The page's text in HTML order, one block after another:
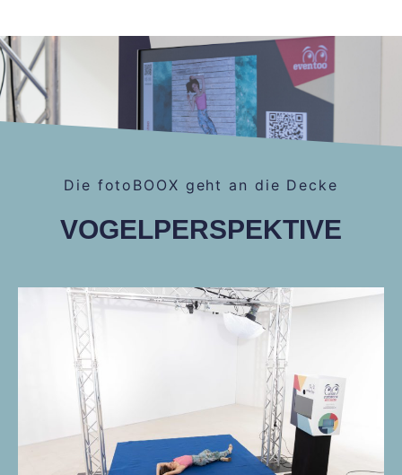
Die fotoBOOX geht an die Decke
VOGELPERSPEKTIVE